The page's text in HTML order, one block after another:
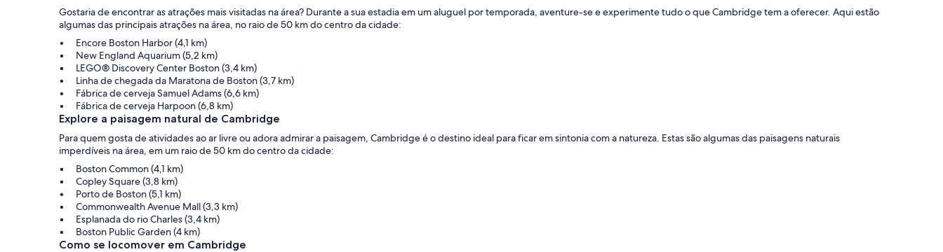
Gostaria de encontrar as atrações mais visitadas na área? Durante a sua estadia em um aluguel por temporada, aventure-se e experimente tudo o que Cambridge tem a oferecer. Aqui estão
algumas das principais atrações na área, no raio de 50 km do centro da cidade:
Encore Boston Harbor (4,1 km)
New England Aquarium (5,2 km)
LEGO® Discovery Center Boston (3,4 km)
Linha de chegada da Maratona de Boston (3,7 km)
Fábrica de cerveja Samuel Adams (6,6 km)
Fábrica de cerveja Harpoon (6,8 km)
Explore a paisagem natural de Cambridge
Para quem gosta de atividades ao ar livre ou adora admirar a paisagem, Cambridge é o destino ideal para ficar em sintonia com a natureza. Estas são algumas das paisagens naturais
imperdíveis na área, em um raio de 50 km do centro da cidade:
Boston Common (4,1 km)
Copley Square (3,8 km)
Porto de Boston (5,1 km)
Commonwealth Avenue Mall (3,3 km)
Esplanada do rio Charles (3,4 km)
Boston Public Garden (4 km)
Como se locomover em Cambridge